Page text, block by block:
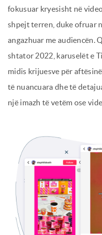
fokusuar kryesisht në
shpejt terren, duke ofruar
angazhuar me audiencën.
shtator 2022, karuselët e
midis krijuesve për
të nuancuara dhe të
një imazh të vetëm ose